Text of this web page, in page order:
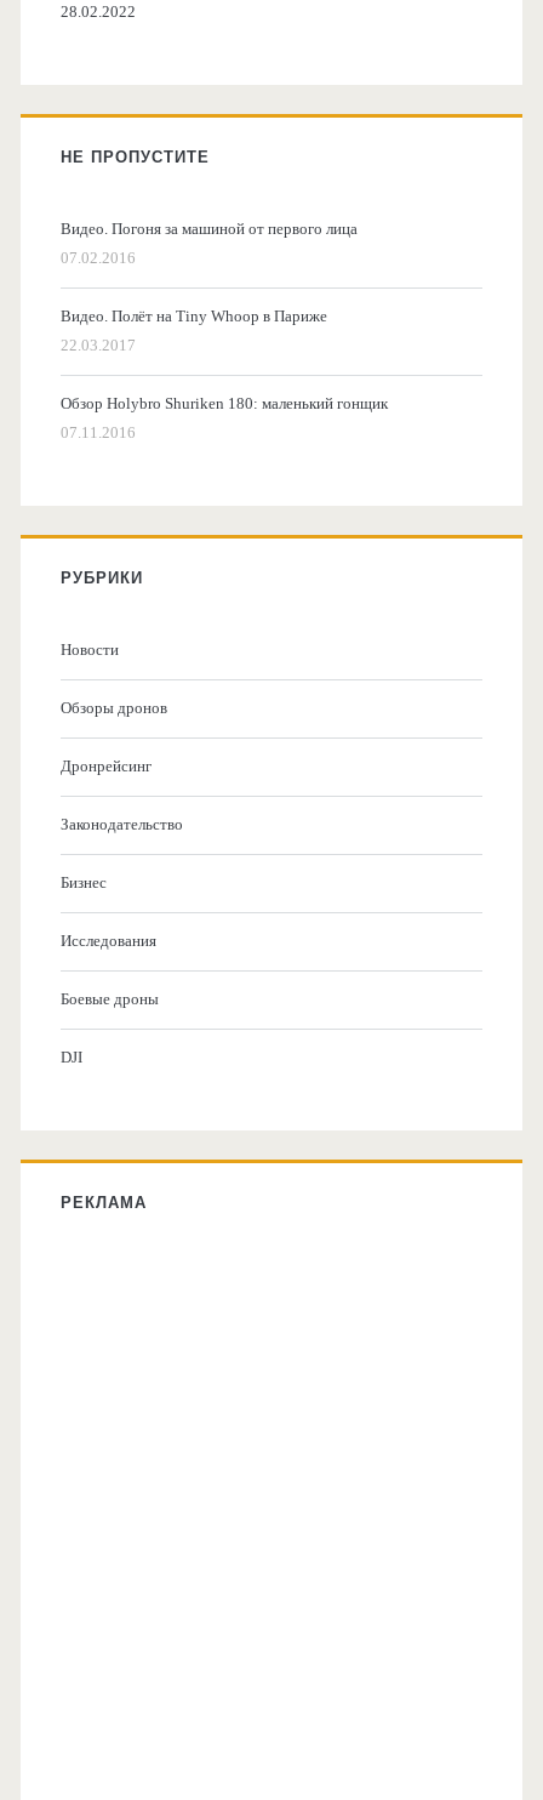
28.02.2022
НЕ ПРОПУСТИТЕ
Видео. Погоня за машиной от первого лица
07.02.2016
Видео. Полёт на Tiny Whoop в Париже
22.03.2017
Обзор Holybro Shuriken 180: маленький гонщик
07.11.2016
РУБРИКИ
Новости
Обзоры дронов
Дронрейсинг
Законодательство
Бизнес
Исследования
Боевые дроны
DJI
РЕКЛАМА